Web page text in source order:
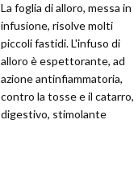
La foglia di alloro, messa in
infusione, risolve molti
piccoli fastidi. L'infuso di
alloro è espettorante, ad
azione antinfiammatoria,
contro la tosse e il catarro,
digestivo, stimolante